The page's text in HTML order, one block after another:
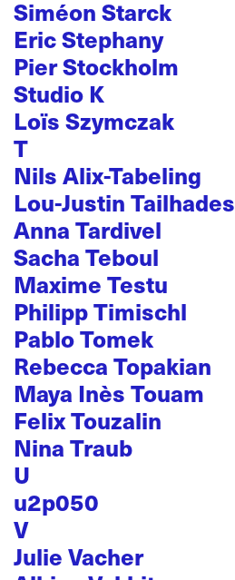
Siméon Starck
Eric Stephany
Pier Stockholm
Studio K
Loïs Szymczak
T
Nils Alix-Tabeling
Lou-Justin Tailhades
Anna Tardivel
Sacha Teboul
Maxime Testu
Philipp Timischl
Pablo Tomek
Rebecca Topakian
Maya Inès Touam
Felix Touzalin
Nina Traub
U
u2p050
V
Julie Vacher